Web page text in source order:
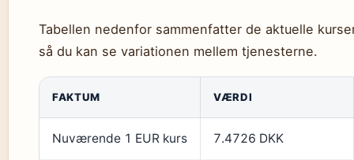
Tabellen nedenfor sammenfatter de aktuelle
så du kan se variationen mellem tjenesterne.
FAKTUM VÆRDI
Nuværende 1 EUR kurs 7.4726 DKK